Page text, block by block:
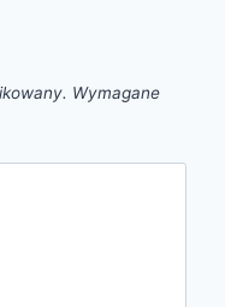
Wymagane